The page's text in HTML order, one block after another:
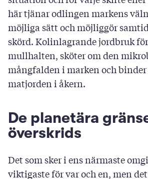
här tjänar odlingen markens
möjliga sätt och möjliggör
skörd. Kolinlagrande jordbruk
mullhalten, sköter om den
mångfalden i marken och
matjorden i åkern.
De planetära
överskrids
Det som sker i ens närmaste
viktigaste för var och en, men